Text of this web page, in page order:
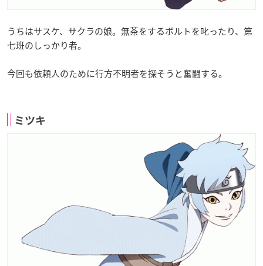
うちはサスケ、サクラの娘。無茶をするボルトを叱ったり、第
七班のしっかり者。
今回も依頼人のために行方不明者を探そうと奮闘する。
ミツキ